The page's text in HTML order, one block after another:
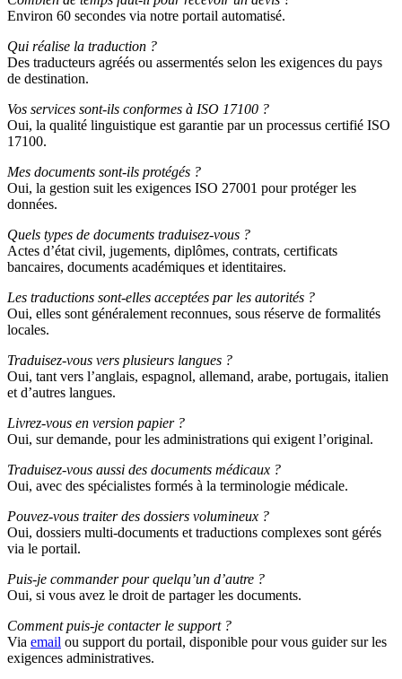
Environ 60 secondes via notre portail automatisé.
Qui réalise la traduction ?
Des traducteurs agréés ou assermentés selon les exigences du pays
de destination.
Vos services sont-ils conformes à ISO 17100 ?
Oui, la qualité linguistique est garantie par un processus certifié ISO
17100.
Mes documents sont-ils protégés ?
Oui, la gestion suit les exigences ISO 27001 pour protéger les
données.
Quels types de documents traduisez-vous ?
Actes d’état civil, jugements, diplômes, contrats, certificats
bancaires, documents académiques et identitaires.
Les traductions sont-elles acceptées par les autorités ?
Oui, elles sont généralement reconnues, sous réserve de formalités
locales.
Traduisez-vous vers plusieurs langues ?
Oui, tant vers l’anglais, espagnol, allemand, arabe, portugais, italien
et d’autres langues.
Livrez-vous en version papier ?
Oui, sur demande, pour les administrations qui exigent l’original.
Traduisez-vous aussi des documents médicaux ?
Oui, avec des spécialistes formés à la terminologie médicale.
Pouvez-vous traiter des dossiers volumineux ?
Oui, dossiers multi-documents et traductions complexes sont gérés
via le portail.
Puis-je commander pour quelqu’un d’autre ?
Oui, si vous avez le droit de partager les documents.
Comment puis-je contacter le support ?
Via email ou support du portail, disponible pour vous guider sur les
exigences administratives.